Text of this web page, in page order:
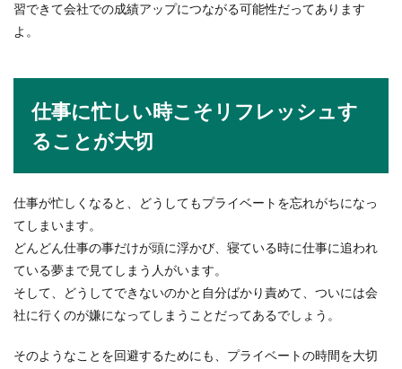
習できて会社での成績アップにつながる可能性だってあります
よ。
仕事に忙しい時こそリフレッシュす
ることが大切
仕事が忙しくなると、どうしてもプライベートを忘れがちになっ
てしまいます。
どんどん仕事の事だけが頭に浮かび、寝ている時に仕事に追われ
ている夢まで見てしまう人がいます。
そして、どうしてできないのかと自分ばかり責めて、ついには会
社に行くのが嫌になってしまうことだってあるでしょう。
そのようなことを回避するためにも、プライベートの時間を大切